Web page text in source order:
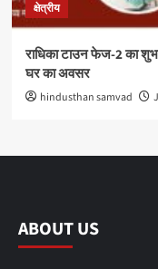
क्षेत्रीय
राधिका टाउन फेज-2 का
घर का अवसर
hindusthan samvad
ABOUT US